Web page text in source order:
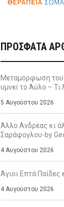
ΠΡΌΣΦΑΤΑ
Μεταμόρφωση του
υμνεί το Άϋλο – Τι
5 Αυγούστου 2026
Άλλο Ανδρέας κι
Σαράφογλου-by
4 Αυγούστου 2026
Άγιοι Επτά
4 Αυγούστου 2026